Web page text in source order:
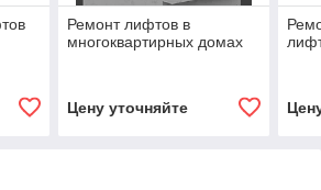
Ремонт лифтов в
многоквартирных домах
Цену уточняйте